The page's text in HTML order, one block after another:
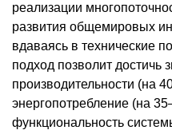
реализации
развития общемировых
вдаваясь в технические
подход позволит достичь
производительности (на
энергопотребление (на
функциональность